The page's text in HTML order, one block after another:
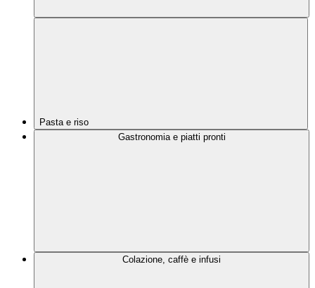
Pasta e riso
Gastronomia e piatti pronti
Colazione, caffè e infusi